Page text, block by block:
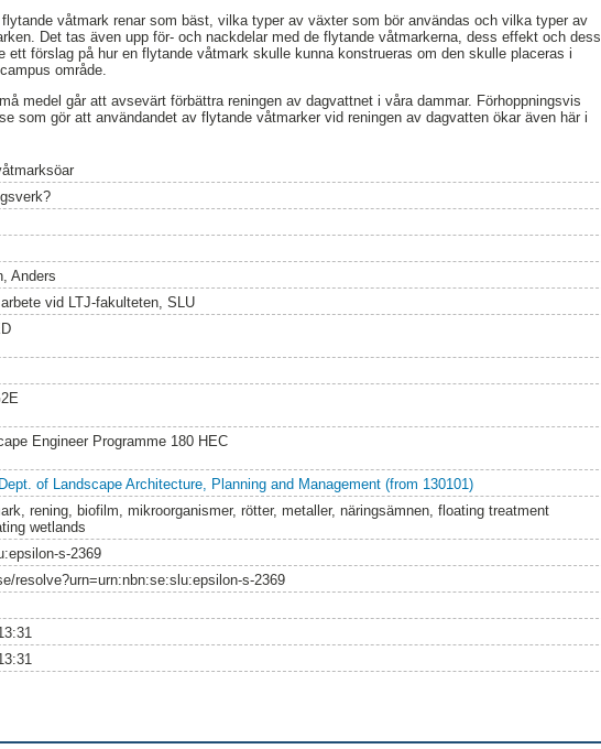
flytande våtmark renar som bäst, vilka typer av växter som bör användas och vilka typer av
Det tas även upp för- och nackdelar med de flytande våtmarkerna, dess effekt och dess
ett förslag på hur en flytande våtmark skulle kunna konstrueras om den skulle placeras i
område.
medel går att avsevärt förbättra reningen av dagvattnet i våra dammar. Förhoppningsvis
som gör att användandet av flytande våtmarker vid reningen av dagvatten ökar även här i
Anders
vid LTJ-fakulteten, SLU
Engineer Programme 180 HEC
of Landscape Architecture, Planning and Management (from 130101)
rening, biofilm, mikroorganismer, rötter, metaller, näringsämnen, floating treatment
wetlands
s-2369
resolve?urn=urn:nbn:se:slu:epsilon-s-2369